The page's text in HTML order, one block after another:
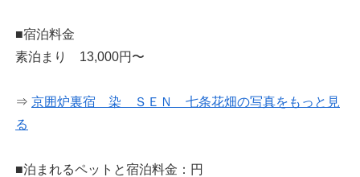
■宿泊料金
素泊まり 13,000円〜
⇒ 京囲炉裏宿 染 ＳＥＮ 七条花畑の写真をもっと見
る
■泊まれるペットと宿泊料金：円